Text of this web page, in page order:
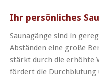
Ihr persönliches
Saunagänge sind in
Abständen eine große
stärkt durch die erhöhte
fördert die Durchblutung